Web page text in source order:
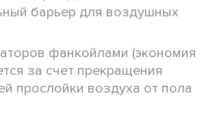
барьер для воздушных
фанкойлами (экономия
за счет прекращения
прослойки воздуха от пола